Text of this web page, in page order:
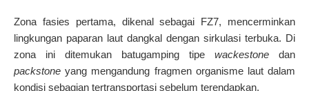
Zona fasies pertama, dikenal sebagai FZ7, mencerminkan
lingkungan paparan laut dangkal dengan sirkulasi terbuka. Di
zona ini ditemukan batugamping tipe wackestone dan
packstone yang mengandung fragmen organisme laut dalam
kondisi sebagian tertransportasi sebelum terendapkan.